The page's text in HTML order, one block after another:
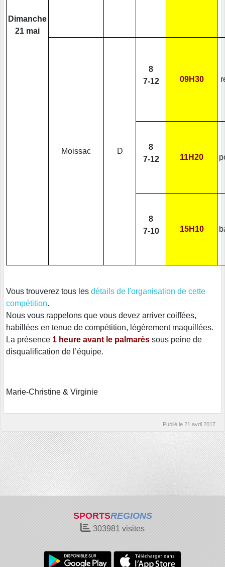
Dimanche
21 mai
Moissac D
8
7-12
09H30
8
7-12
11H20
8
7-10
15H10
Vous trouverez tous les détails de l'organisation de cette
compétition.
Nous vous rappelons que vous devez arriver coiffées,
habillées en tenue de compétition, légèrement maquillées.
La présence 1 heure avant le palmarès sous peine de
disqualification de l’équipe.
Marie-Christine & Virginie
Publié le 21 avril 2017
SPORTSREGIONS
303981 visites